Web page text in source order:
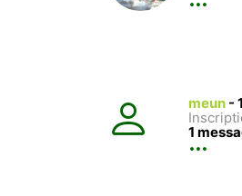
meun -
1